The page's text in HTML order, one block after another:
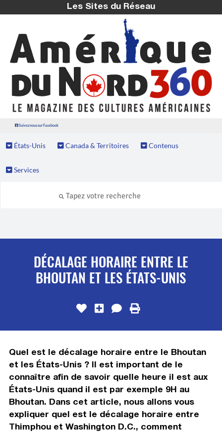
Les Sites du Réseau
Suivez nous sur Facebook
États-Unis Canada & Territoires Contenus
Services
DÉCALAGE HORAIRE ENTRE LE
BHOUTAN ET LES ÉTATS-UNIS
Quel est le décalage horaire entre le Bhoutan
et les États-Unis ? Il est important de le
connaître afin de savoir quelle heure il est aux
États-Unis quand il est par exemple 9H au
Bhoutan. Dans cet article, nous allons vous
expliquer quel est le décalage horaire entre
Thimphou et Washington D.C., comment